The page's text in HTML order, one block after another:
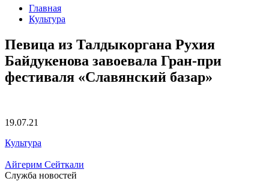
Главная
Культура
Певица из Талдыкоргана Рухия
Байдукенова завоевала Гран-при
фестиваля «Славянский базар»
19.07.21
Культура
Айгерим Сейткали
Служба новостей